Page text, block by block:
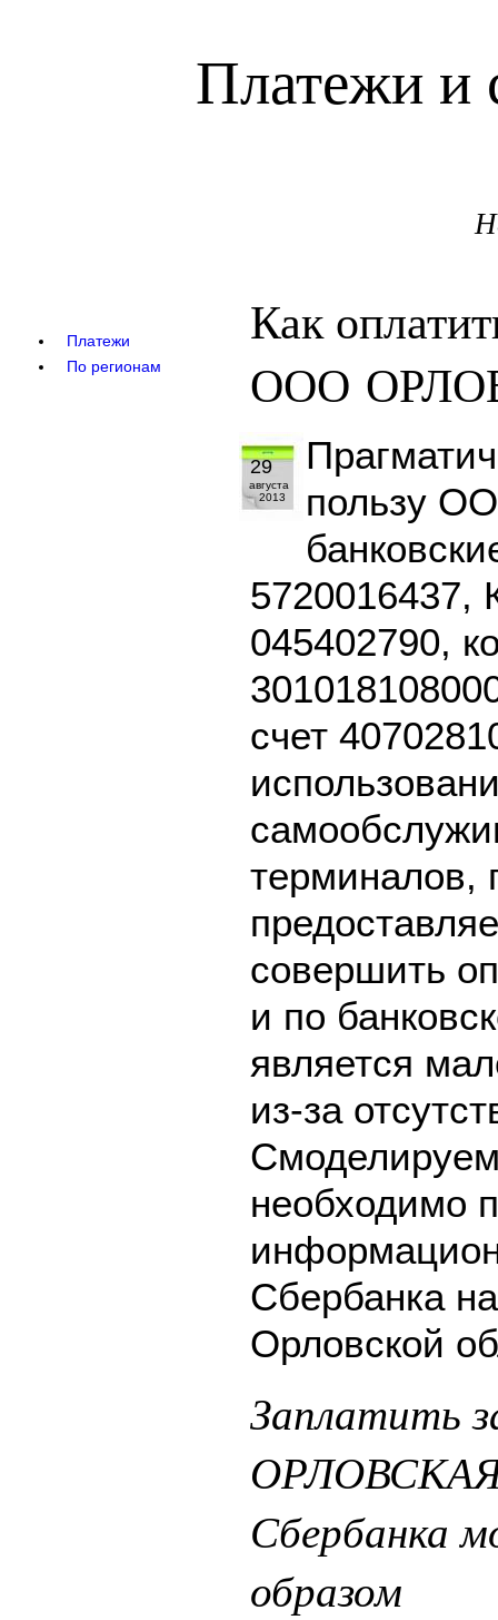
Платежи и
Платежи
По регионам
Как
ООО
29
августа
2013
пользу
5720016437,
045402790,
счет
терминалов,
совершить
и по
является
из-за
необходимо
Сбербанка
Орловской
Заплатить
ОРЛОВСКАЯ
Сбербанка
образом